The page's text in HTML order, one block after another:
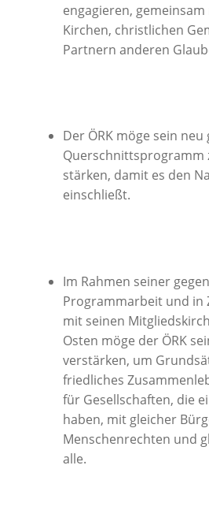
engagieren,
Kirchen, christlichen
Partnern anderen
Der ÖRK möge sein neu
Querschnittsprogramm
stärken, damit es den
einschließt.
Im Rahmen seiner
Programmarbeit und in
mit seinen
Osten möge der ÖRK
verstärken, um
friedliches
für Gesellschaften, die
haben, mit gleicher
Menschenrechten und
alle.